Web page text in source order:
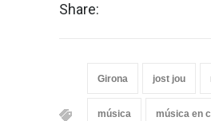
Share:
Girona jost jou
música música en